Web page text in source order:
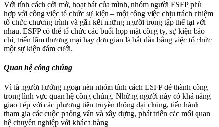
Với tính cách cởi mở, hoạt bát của mình, nhóm người ESFP phù
hợp với công việc tổ chức sự kiện – một công việc chịu trách nhiệm
tổ chức chương trình và gắn kết những người trong tập thể lại với
nhau. ESFP có thể tổ chức các buổi họp mặt công ty, sự kiện báo
chí, triển lãm thương mại hay đơn giản là bắt đầu bằng việc tổ chức
một sự kiện đám cưới.
Quan hệ công chúng
Vì là người hướng ngoại nên nhóm tính cách ESFP dễ thành công
trong lĩnh vực quan hệ công chúng. Những người này có khả năng
giao tiếp với các phương tiện truyền thông đại chúng, tiến hành
tham gia các cuộc phỏng vấn và xây dựng, phát triển các mối quan
hệ chuyên nghiệp với khách hàng.